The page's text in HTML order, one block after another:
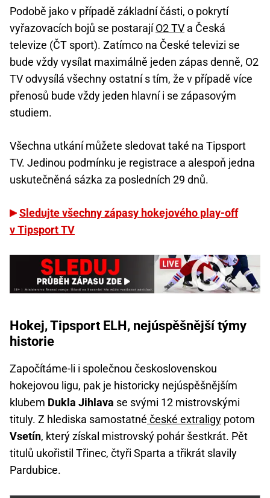
Podobě jako v případě základní části, o pokrytí
vyřazovacích bojů se postarajíO2 TV a Česká
televize (ČT sport). Zatímco na České televizi se
bude vždy vysílat maximálně jeden zápas denně, O2
TV odvysílá všechny ostatní s tím, že v případě více
přenosů bude vždy jeden hlavní i se zápasovým
studiem.
Všechna utkání můžete sledovat také na Tipsport
TV. Jedinou podmínku je registrace a alespoň jedna
uskutečněná sázka za posledních 29 dnů.
Sledujte všechny zápasy hokejového play-off
v Tipsport TV
Hokej, Tipsport ELH, nejúspěšnější týmy
historie
Započítáme-li i společnou československou
hokejovou ligu, pak je historicky nejúspěšnějším
klubem Dukla Jihlava se svými 12 mistrovskými
tituly. Z hlediska samostatné české extraligy potom
Vsetín, který získal mistrovský pohár šestkrát. Pět
titulů ukořistil Třinec, čtyři Sparta a třikrát slavily
Pardubice.